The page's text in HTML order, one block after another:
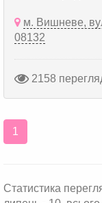
м. Вишневе,
08132
2158
1
Статистика